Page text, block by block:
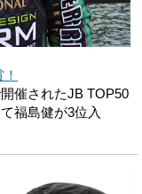
催されたJB TOP50
福島健が3位入